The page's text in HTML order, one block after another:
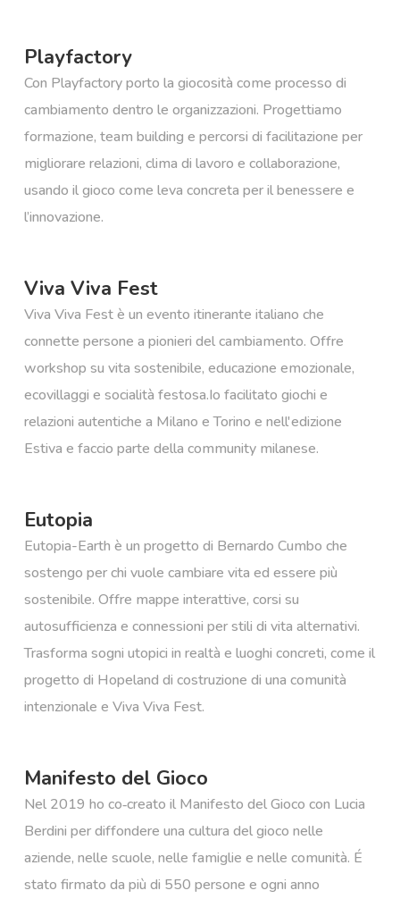
Playfactory
Con Playfactory porto la giocosità come processo di
cambiamento dentro le organizzazioni. Progettiamo
formazione, team building e percorsi di facilitazione per
migliorare relazioni, clima di lavoro e collaborazione,
usando il gioco come leva concreta per il benessere e
l’innovazione.
Viva Viva Fest
Viva Viva Fest è un evento itinerante italiano che
connette persone a pionieri del cambiamento. Offre
workshop su vita sostenibile, educazione emozionale,
ecovillaggi e socialità festosa.​ Io facilitato giochi e
relazioni autentiche a Milano e Torino e nell'edizione
Estiva e faccio parte della community milanese.
Eutopia
Eutopia-Earth è un progetto di Bernardo Cumbo che
sostengo per chi vuole cambiare vita ed essere più
sostenibile. Offre mappe interattive, corsi su
autosufficienza e connessioni per stili di vita alternativi.​
Trasforma sogni utopici in realtà e luoghi concreti, come il
progetto di Hopeland di costruzione di una comunità
intenzionale e Viva Viva Fest.
Manifesto del Gioco
Nel 2019 ho co‑creato il Manifesto del Gioco con Lucia
Berdini per diffondere una cultura del gioco nelle
aziende, nelle scuole, nelle famiglie e nelle comunità. É
stato firmato da più di 550 persone e ogni anno